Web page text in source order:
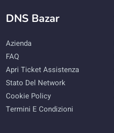
DNS Bazar
Azienda
FAQ
Apri Ticket Assistenza
Stato Del Network
Cookie Policy
Termini E Condizioni